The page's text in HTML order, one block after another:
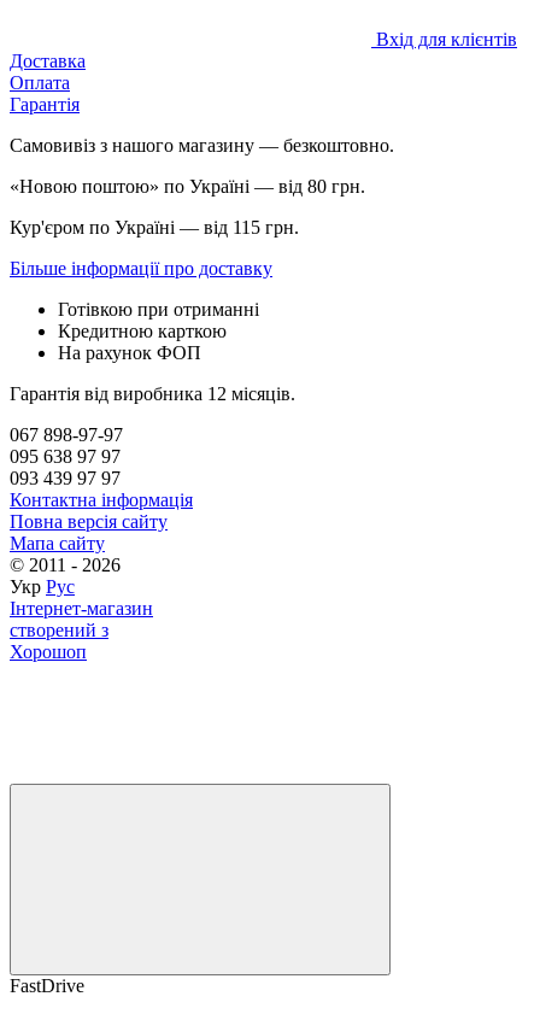
Вхід для клієнтів
Доставка
Оплата
Гарантія
Самовивіз з нашого магазину — безкоштовно.
«Новою поштою» по Україні — від 80 грн.
Кур'єром по Україні — від 115 грн.
Більше інформації про доставку
Готівкою при отриманні
Кредитною карткою
На рахунок ФОП
Гарантія від виробника 12 місяців.
067 898-97-97
095 638 97 97
093 439 97 97
Контактна інформація
Повна версія сайту
Мапа сайту
© 2011 - 2026
Укр Рус
Інтернет-магазин
створений з
Хорошоп
FastDrive